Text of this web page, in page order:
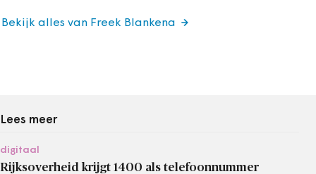
Bekijk alles van Freek Blankena
Lees meer
digitaal
Rijksoverheid krijgt 1400 als telefoonnummer